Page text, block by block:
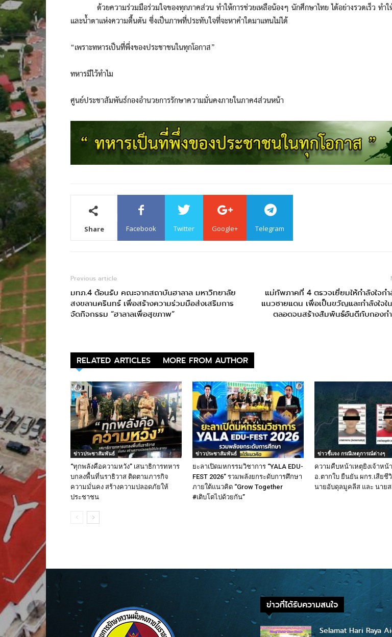
ด้วยความร่วมมือร่วมใจของทุกภาคส่วน ทำให้การช่วยเหลือน้องๆ นักศึกษาไทย ได้อย่างรวดเร็ว ทำใ
และน้ำตาแห่งความตื้นตัน ซึ่งเป็นภาพที่ประทับใจที่จะหาคำใดมาแทนไม่ได้
“เพราะทหารเป็นที่พึ่งของประชาชนในทุกโอกาส”
ทหารมีไว้ทำไม
ศูนย์ประชาสัมพันธ์กองอำนวยการรักษาความมั่นคงภายในภาค4ส่วนหน้า
Share Facebook Twitter Google+ Telegram
Previous article
มทภ.4 ต้อนรับ คณะจากสถาบันฮาลาล มหาวิทยาลัย
สงขลานครินทร์ เพื่อสร้างความร่วมมือส่งเสริมการ
จัดกิจกรรม “ฮาลาลเพื่อสุขภาพ”
แม่ทัพภาคที่ 4 ตรวจเยี่ยมให้กำลังใจก
แนวชายแดน เพื่อเป็นขวัญและกำลังใจใ
ตลอดจนสร้างสัมพันธ์อันดีกับกองกำ
RELATED ARTICLES MORE FROM AUTHOR
ข่าวประชาสัมพันธ์
“ทุกพลังคือความหวัง” เสนาธิการทหาร
บกลงพื้นที่นราธิวาส ติดตามภารกิจ
ความมั่นคง สร้างความปลอดภัยให้
ประชาชน
ข่าวประชาสัมพันธ์
ยะลาเปิดมหกรรมวิชาการ “YALA EDU-
FEST 2026” รวมพลังยกระดับการศึกษา
ภายใต้แนวคิด “Grow Together
#เติบโตไปด้วยกัน”
ข่าวชี้แจง กรณีเหตุการณ์ต่างๆ
ความคืบหน้าเหตุยิงเจ้าหน้
อ.ตากใบ ยืนยัน ผกร.เสียชี
นายอับดุลมูคลีส และ นาย
ข่าวที่ได้รับความสนใจ
Selamat Hari Raya